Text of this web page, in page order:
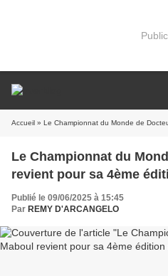
Accueil » Le Championnat du Monde de Docteur
Le Championnat du
revient pour sa 4ème
Publié le 09/06/2025 à 15:45
Par REMY D'ARCANGELO